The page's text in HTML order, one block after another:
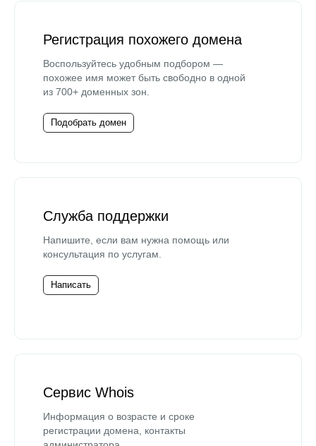
Регистрация похожего домена
Воспользуйтесь удобным подбором —
похожее имя может быть свободно в одной
из 700+ доменных зон.
Подобрать домен
Служба поддержки
Напишите, если вам нужна помощь или
консультация по услугам.
Написать
Сервис Whois
Информация о возрасте и сроке
регистрации домена, контакты